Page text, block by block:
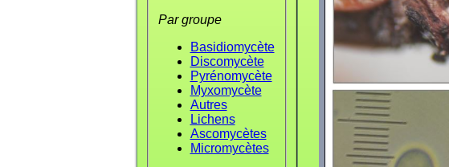
Par groupe
Basidiomycète
Discomycète
Pyrénomycète
Myxomycète
Autres
Lichens
Ascomycètes
Micromycètes